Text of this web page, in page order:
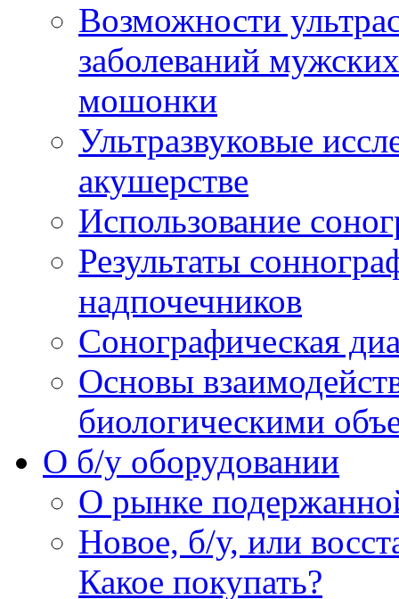
Возможности
заболеваний
мошонки
Ультразвуковые
акушерстве
Использование
Результаты
надпочечников
Сонографическая
Основы
биологическими
O б/у оборудовании
О рынке
Новое, б/у, или
Какое покупать?